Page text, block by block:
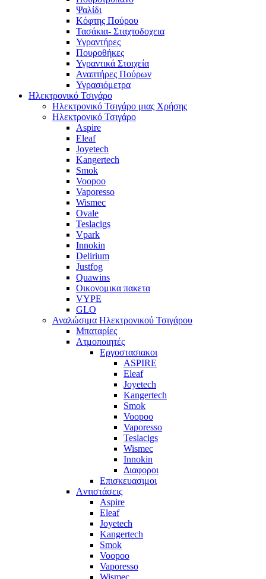
Ψαλίδι
Κόφτης Πούρου
Τασάκια- Σταχτοδοχεια
Υγραντήρες
Πουροθήκες
Υγραντικά Στοιχεία
Αναπτήρες Πούρων
Υγρασιόμετρα
Ηλεκτρονικό Τσιγάρο
Ηλεκτρονικό Τσιγάρο μιας Χρήσης
Ηλεκτρονικό Τσιγάρο
Aspire
Eleaf
Joyetech
Kangertech
Smok
Voopoo
Vaporesso
Wismec
Ovale
Teslacigs
Vpark
Innokin
Delirium
Justfog
Quawins
Οικονομικα πακετα
VYPE
GLO
Αναλώσιμα Ηλεκτρονικού Τσιγάρου
Μπαταρίες
Ατμοποιητές
Εργοστασιακοι
ΑSPIRE
Eleaf
Joyetech
Kangertech
Smok
Voopoo
Vaporesso
Teslacigs
Wismec
Innokin
Διαφοροι
Επισκευασιμοι
Aντιστάσεις
Aspire
Eleaf
Joyetech
Kangertech
Smok
Voopoo
Vaporesso
Wismec